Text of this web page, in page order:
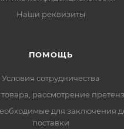
Наши реквизиты
ПОМОЩЬ
Условия сотрудничества
рассмотрение
для заключения
поставки